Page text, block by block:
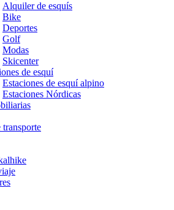
Alquiler de esquís
Bike
Deportes
Golf
Modas
Skicenter
de esquí
Estaciones de esquí alpino
Estaciones Nórdicas
transporte